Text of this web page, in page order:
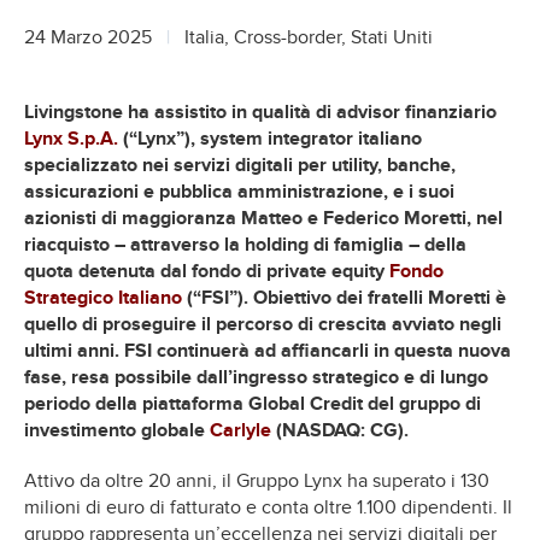
24 Marzo 2025 Italia, Cross-border, Stati Uniti
Livingstone ha assistito in qualità di advisor finanziario
Lynx S.p.A. (“Lynx”), system integrator italiano
specializzato nei servizi digitali per utility, banche,
assicurazioni e pubblica amministrazione, e i suoi
azionisti di maggioranza Matteo e Federico Moretti, nel
riacquisto – attraverso la holding di famiglia – della
quota detenuta dal fondo di private equity Fondo
Strategico Italiano (“FSI”). Obiettivo dei fratelli Moretti è
quello di proseguire il percorso di crescita avviato negli
ultimi anni. FSI continuerà ad affiancarli in questa nuova
fase, resa possibile dall’ingresso strategico e di lungo
periodo della piattaforma Global Credit del gruppo di
investimento globale Carlyle (NASDAQ: CG).
Attivo da oltre 20 anni, il Gruppo Lynx ha superato i 130
milioni di euro di fatturato e conta oltre 1.100 dipendenti. Il
gruppo rappresenta un’eccellenza nei servizi digitali per